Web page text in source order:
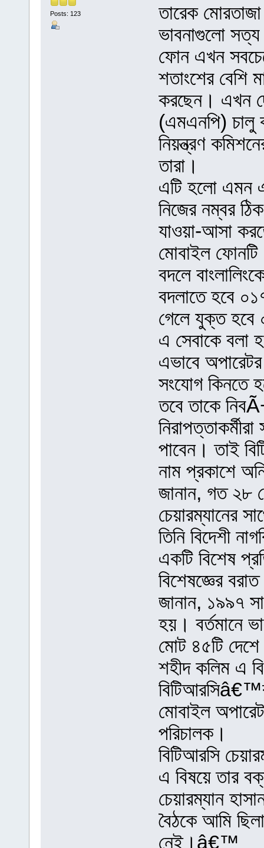
Posts: 123
তারেক মোরতাজা
ভাবনাগুলো
ফোন এখন
শতাংশের বেশি
করছেন। এখন
(এমএনপি) চালু
নিয়ন্ত্রণ
তারা।
এটি হলো এমন
নিজের নম্বর
যাওয়া-আসা
মোবাইল
বদলে
বদলাতে হবে
গেলে যুক্ত হবে
এ সেবাকে বলা
এভাবে
সংযোগ কিনতে
তবে তাকে
পাবেন। তাই
নাম প্রকাশে
জানান, গত ২৮
চেয়ারম্যানের
তিনি বিদেশী
একটি বিশেষ
বিশেষজ্ঞের
জানান, ১৯৯৭
হয়। বর্তমানে
মোট ৪৫টি
শহীদ কলিম এ
বিটিআরসিâ€™র
মোবাইল
পরিচালক।
বিটিআরসি
এ বিষয়ে তার
চেয়ারম্যান
বৈঠকে আমি
নেই।â€™